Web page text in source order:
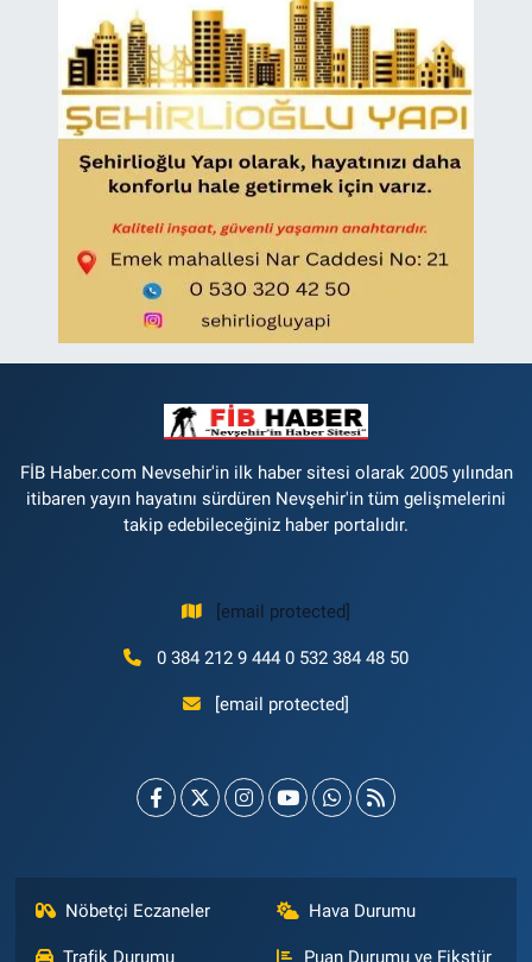
FİB Haber.com Nevsehir'in ilk haber sitesi olarak 2005 yılından
itibaren yayın hayatını sürdüren Nevşehir'in tüm gelişmelerini
takip edebileceğiniz haber portalıdır.
[email protected]
0 384 212 9 444 0 532 384 48 50
[email protected]
Nöbetçi Eczaneler Hava Durumu
Trafik Durumu Puan Durumu ve Fikstür